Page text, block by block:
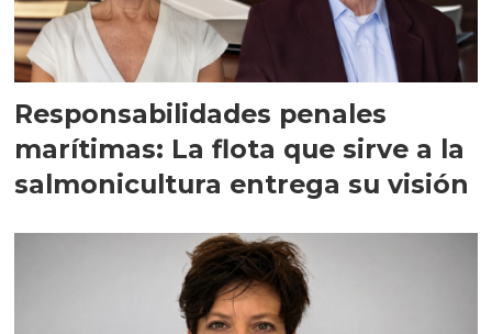
Responsabilidades penales
marítimas: La flota que sirve a la
salmonicultura entrega su visión